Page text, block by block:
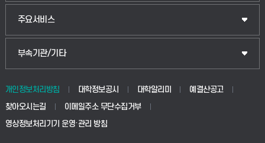
생명공학부
산업대학원
공공정책대학원
교육대학원
주요서비스
입학안내
웹메일
학사시스템(전문학사 및 전공심화)
부속기관/기타
중앙도서관
학생생활관(안성)
개인정보처리방침 대학정보공시 대학알리미
예결산공고
찾아오시는길
이메일주소 무단수집거부
영상정보처리기기 운영·관리 방침